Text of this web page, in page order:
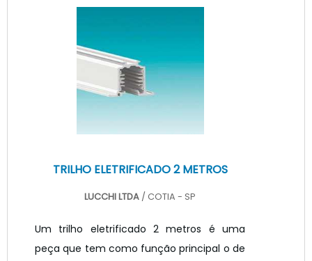
possível, como em sancas, nichos,
espelhos em até movéis. Para que todo o
produto funcione com máxima q.
TRILHO ELETRIFICADO 2 METROS
LUCCHI LTDA / COTIA - SP
Um trilho eletrificado 2 metros é uma
peça que tem como função principal o de